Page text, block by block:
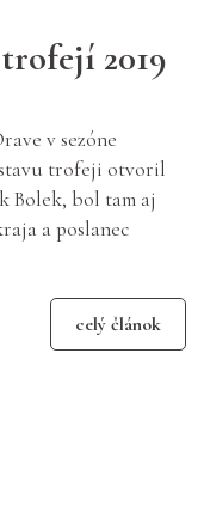
2019
v sezóne
trofeji otvoril
Bolek, bol tam aj
a poslanec
celý článok